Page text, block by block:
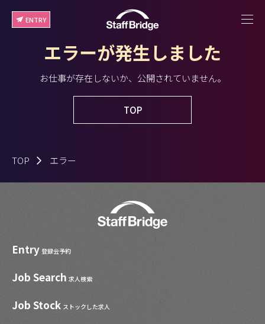
ENTRY
エラーが発生しました
お仕事が存在しないか、公開されていません。
TOP
TOP エラー
Entry 登録会予約
Job Search 求人検索
Job Stock ストックした求人